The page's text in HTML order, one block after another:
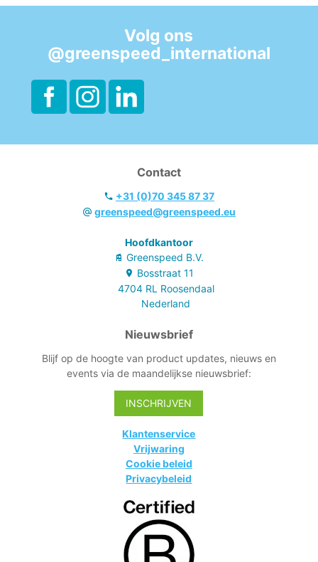
Volg ons
@greenspeed_international
Contact
+31 (0)70 345 87 37
greenspeed@greenspeed.eu
Hoofdkantoor
Greenspeed B.V.
Bosstraat 11
4704 RL Roosendaal
Nederland
Nieuwsbrief
Blijf op de hoogte van product updates, nieuws en
events via de maandelijkse nieuwsbrief:
INSCHRIJVEN
Klantenservice
Vrijwaring
Cookie beleid
Privacybeleid